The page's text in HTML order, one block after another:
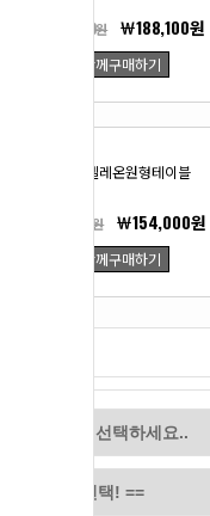
￦258,500원 ￦188,100원
함께구매하기
ML-카멜레온원형테이블
￦211,200원 ￦154,000원
함께구매하기